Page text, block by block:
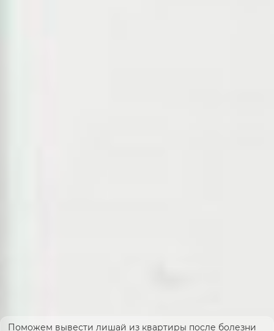
Поможем вывести лишай из квартиры после болезни